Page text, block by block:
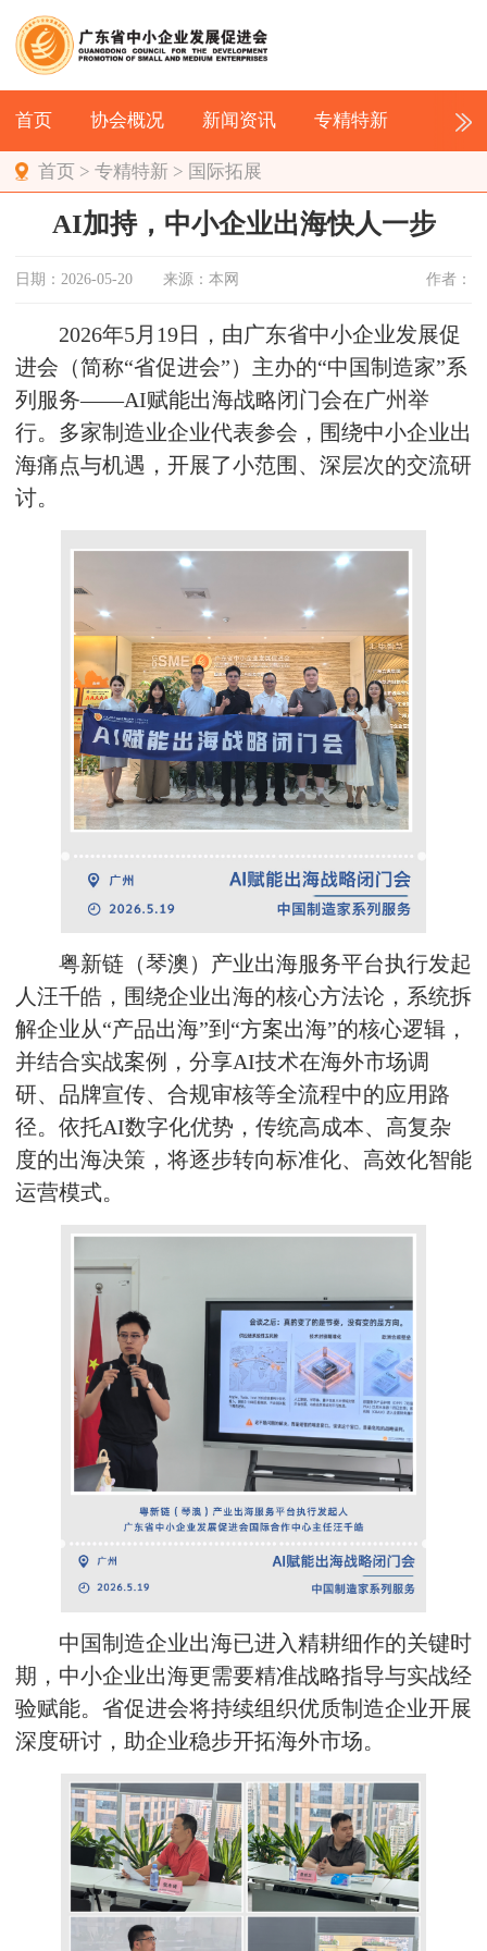
首页 协会概况 新闻资讯 专精特新
首页 > 专精特新 > 国际拓展
AI加持，中小企业出海快人一步
日期：2026-05-20 来源：本网 作者：
2026年5月19日，由广东省中小企业发展促
进会（简称“省促进会”）主办的“中国制造家”系
列服务——AI赋能出海战略闭门会在广州举
行。多家制造业企业代表参会，围绕中小企业出
海痛点与机遇，开展了小范围、深层次的交流研
讨。
粤新链（琴澳）产业出海服务平台执行发起
人汪千皓，围绕企业出海的核心方法论，系统拆
解企业从“产品出海”到“方案出海”的核心逻辑，
并结合实战案例，分享AI技术在海外市场调
研、品牌宣传、合规审核等全流程中的应用路
径。依托AI数字化优势，传统高成本、高复杂
度的出海决策，将逐步转向标准化、高效化智能
运营模式。
中国制造企业出海已进入精耕细作的关键时
期，中小企业出海更需要精准战略指导与实战经
验赋能。省促进会将持续组织优质制造企业开展
深度研讨，助企业稳步开拓海外市场。